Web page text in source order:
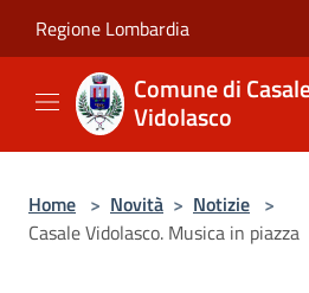
Regione Lombardia
Comune di
Vidolasco
Home > Novità > Notizie >
Casale Vidolasco. Musica in piazza